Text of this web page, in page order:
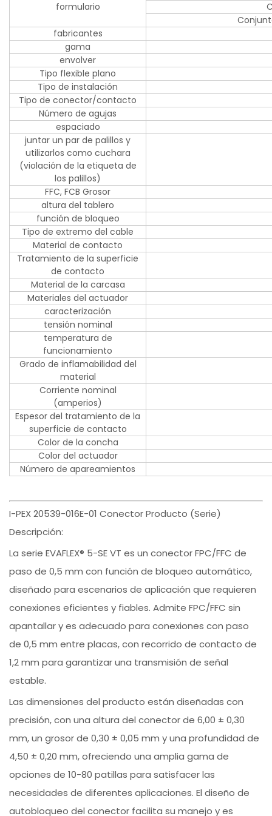
formulario
fabricantes
gama
envolver
Tipo flexible plano
Tipo de instalación
Tipo de conector/contacto
Número de agujas
espaciado
juntar un par de palillos y
utilizarlos como cuchara
(violación de la etiqueta de
los palillos)
FFC, FCB Grosor
altura del tablero
función de bloqueo
Tipo de extremo del cable
Material de contacto
Tratamiento de la superficie
de contacto
Material de la carcasa
Materiales del actuador
caracterización
tensión nominal
temperatura de
funcionamiento
Grado de inflamabilidad del
material
Corriente nominal
(amperios)
Espesor del tratamiento de la
superficie de contacto
Color de la concha
Color del actuador
Número de apareamientos
I-PEX 20539-016E-01 Conector Producto (Serie)
Descripción:
La serie EVAFLEX® 5-SE VT es un conector FPC/FFC de
paso de 0,5 mm con función de bloqueo automático,
diseñado para escenarios de aplicación que requieren
conexiones eficientes y fiables. Admite FPC/FFC sin
apantallar y es adecuado para conexiones con paso
de 0,5 mm entre placas, con recorrido de contacto de
1,2 mm para garantizar una transmisión de señal
estable.
Las dimensiones del producto están diseñadas con
precisión, con una altura del conector de 6,00 ± 0,30
mm, un grosor de 0,30 ± 0,05 mm y una profundidad de
4,50 ± 0,20 mm, ofreciendo una amplia gama de
opciones de 10-80 patillas para satisfacer las
necesidades de diferentes aplicaciones. El diseño de
autobloqueo del conector facilita su manejo y es